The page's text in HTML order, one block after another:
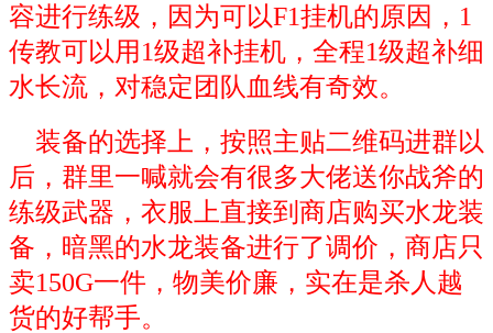
容进行练级，因为可以F1挂机的原因，1
传教可以用1级超补挂机，全程1级超补细
水长流，对稳定团队血线有奇效。
装备的选择上，按照主贴二维码进群以
后，群里一喊就会有很多大佬送你战斧的
练级武器，衣服上直接到商店购买水龙装
备，暗黑的水龙装备进行了调价，商店只
卖150G一件，物美价廉，实在是杀人越
货的好帮手。